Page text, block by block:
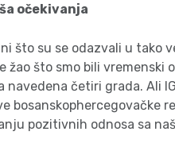
očekivanja
što su se odazvali u tako
žao što smo bili vremenski
navedena četiri grada. Ali
bosanskophercegovačke
pozitivnih odnosa sa